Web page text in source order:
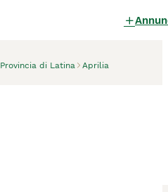
Provincia di Latina Aprilia